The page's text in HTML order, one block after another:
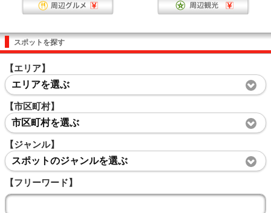
スポットを探す
【エリア】
エリアを選ぶ
【市区町村】
市区町村を選ぶ
【ジャンル】
スポットのジャンルを選ぶ
【フリーワード】